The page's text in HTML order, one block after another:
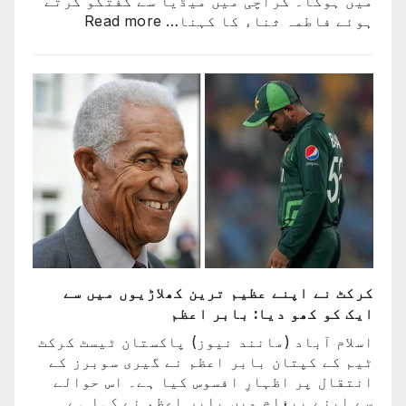
ہوئے فاطمہ ثناء کا کہنا… Read more
:
کا
بند
نہیں
ہوا،
جو
اچھا
کھیلے
گا
وہ
ٹیم
ہوگا:
ثنا
کرکٹ نے اپنے عظیم ترین کھلاڑیوں میں سے
ایک کو کھو دیا: بابر اعظم
اسلام آباد (مانند نیوز) پاکستان ٹیسٹ کرکٹ
ٹیم کے کپتان بابر اعظم نے گیری سوبرز کے
انتقال پر اظہارِ افسوس کیا ہے۔ اس حوالے
سے اپنے پیغام میں بابر اعظم نے کہا ہے